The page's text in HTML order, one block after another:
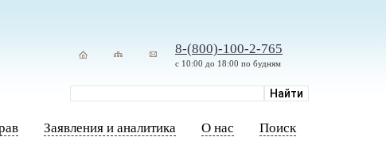
8-(800)-100-2-765
с 10:00 до 18:00 по будням
Заявления и аналитика О нас Поиск